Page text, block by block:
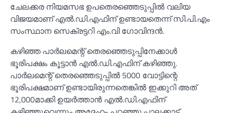
ചേലക്കര നിയമസഭ ഉപതെരഞ്ഞെടുപ്പില്‍ വലിയ
വിജയമാണ് എല്‍.ഡി.എഫിന് ഉണ്ടായതെന്ന് സി.പി.എം
സംസ്ഥാന സെക്രട്ടറി എം.വി ഗോവിന്ദൻ.
കഴിഞ്ഞ പാർലമെന്റ് തെരഞ്ഞെടുപ്പിനേക്കാള്‍
ഭൂരിപക്ഷം കൂട്ടാൻ എല്‍.ഡി.എഫിന് കഴിഞ്ഞു.
പാർലമെന്റ് തെരഞ്ഞെടുപ്പില്‍ 5000 വോട്ടിന്റെ
ഭൂരിപക്ഷമാണ് ഉണ്ടായിരുന്നതെങ്കില്‍ ഇക്കുറി അത്
12,000മാക്കി ഉയർത്താൻ എല്‍.ഡി.എഫിന്